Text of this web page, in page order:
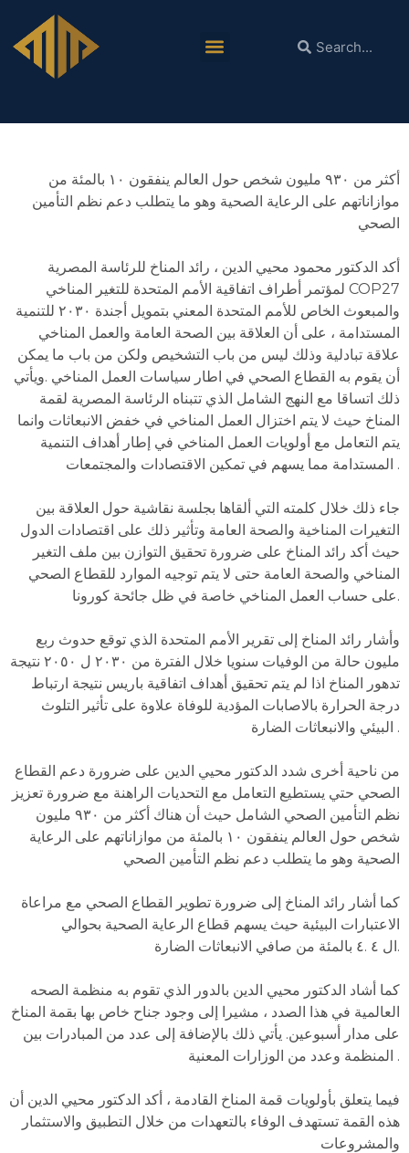
الدكتور محمود محيي الدين: ضرورة تطوير القطاع
الصحي مع مراعاة الاعتبارات البيئية
أكثر من ٩٣٠ مليون شخص حول العالم ينفقون ١٠ بالمئة من
موازاناتهم على الرعاية الصحية وهو ما يتطلب دعم نظم التأمين
الصحي
أكد الدكتور محمود محيي الدين ، رائد المناخ للرئاسة المصرية
لمؤتمر أطراف اتفاقية الأمم المتحدة للتغير المناخي COP27
والمبعوث الخاص للأمم المتحدة المعني بتمويل أجندة ٢٠٣٠ للتنمية
المستدامة ، على أن العلاقة بين الصحة العامة والعمل المناخي
علاقة تبادلية وذلك ليس من باب التشخيص ولكن من باب ما يمكن
أن يقوم به القطاع الصحي في اطار سياسات العمل المناخي .ويأتي
ذلك اتساقا مع النهج الشامل الذي تتبناه الرئاسة المصرية لقمة
المناخ حيث لا يتم اختزال العمل المناخي في خفض الانبعاثات وانما
يتم التعامل مع أولويات العمل المناخي في إطار أهداف التنمية
المستدامة مما يسهم في تمكين الاقتصادات والمجتمعات .
جاء ذلك خلال كلمته التي ألقاها بجلسة نقاشية حول العلاقة بين
التغيرات المناخية والصحة العامة وتأثير ذلك على اقتصادات الدول
حيث أكد رائد المناخ على ضرورة تحقيق التوازن بين ملف التغير
المناخي والصحة العامة حتى لا يتم توجيه الموارد للقطاع الصحي
على حساب العمل المناخي خاصة في ظل جائحة كورونا.
وأشار رائد المناخ إلى تقرير الأمم المتحدة الذي توقع حدوث ربع
مليون حالة من الوفيات سنويا خلال الفترة من ٢٠٣٠ ل ٢٠٥٠ نتيجة
تدهور المناخ اذا لم يتم تحقيق أهداف اتفاقية باريس نتيجة ارتباط
درجة الحرارة بالاصابات المؤدية للوفاة علاوة على تأثير التلوث
البيئي والانبعاثات الضارة .
من ناحية أخرى شدد الدكتور محيي الدين على ضرورة دعم القطاع
الصحي حتي يستطيع التعامل مع التحديات الراهنة مع ضرورة تعزيز
نظم التأمين الصحي الشامل حيث أن هناك أكثر من ٩٣٠ مليون
شخص حول العالم ينفقون ١٠ بالمئة من موازاناتهم على الرعاية
الصحية وهو ما يتطلب دعم نظم التأمين الصحي
كما أشار رائد المناخ إلى ضرورة تطوير القطاع الصحي مع مراعاة
الاعتبارات البيئية حيث يسهم قطاع الرعاية الصحية بحوالي
ال ٤ .٤ بالمئة من صافي الانبعاثات الضارة.
كما أشاد الدكتور محيي الدين بالدور الذي تقوم به منظمة الصحه
العالمية في هذا الصدد ، مشيرا إلى وجود جناح خاص بها بقمة المناخ
على مدار أسبوعين. يأتي ذلك بالإضافة إلى عدد من المبادرات بين
المنظمة وعدد من الوزارات المعنية .
فيما يتعلق بأولويات قمة المناخ القادمة ، أكد الدكتور محيي الدين أن
هذه القمة تستهدف الوفاء بالتعهدات من خلال التطبيق والاستثمار
والمشروعات